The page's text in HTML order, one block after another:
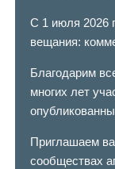
С 1 июля 2026
вещания:
Благодарим
многих лет
Приглашаем
сообществах